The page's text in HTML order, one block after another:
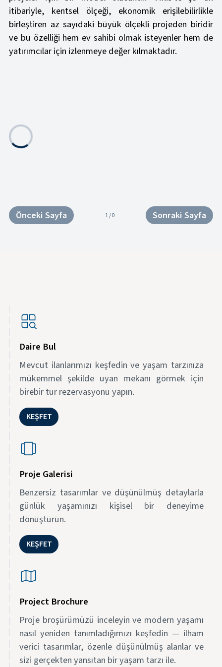
itibariyle, kentsel ölçeği, ekonomik erişilebilirlikle
birleştiren az sayıdaki büyük ölçekli projeden biridir
ve bu özelliği hem ev sahibi olmak isteyenler hem de
yatırımcılar için izlenmeye değer kılmaktadır.
Önceki Sayfa 1 / 0 Sonraki Sayfa
Daire Bul
Mevcut ilanlarımızı keşfedin ve yaşam tarzınıza
mükemmel şekilde uyan mekanı görmek için
birebir tur rezervasyonu yapın.
KEŞFET
Proje Galerisi
Benzersiz tasarımlar ve düşünülmüş detaylarla
günlük yaşamınızı kişisel bir deneyime
dönüştürün.
KEŞFET
Project Brochure
Proje broşürümüzü inceleyin ve modern yaşamı
nasıl yeniden tanımladığımızı keşfedin — ilham
verici tasarımlar, özenle düşünülmüş alanlar ve
sizi gerçekten yansıtan bir yaşam tarzı ile.